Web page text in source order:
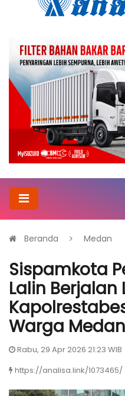
Beranda Medan
Sispamkota
Lalin Berjalan
Warga Medan
Rabu, 29 Apr 2026 21:23 WIB
https://analisa.link/1073465/